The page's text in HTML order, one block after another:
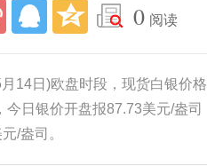
0 阅读
月14日)欧盘时段，现货白银价
今日银价开盘报87.73美元/盎
/盎司。